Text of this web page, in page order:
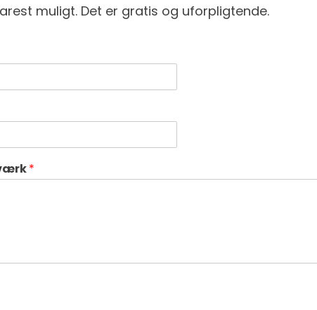
muligt. Det er gratis og uforpligtende.
*